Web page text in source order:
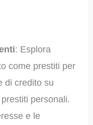
: Esplora
come prestiti per
di credito su
personali.
e le